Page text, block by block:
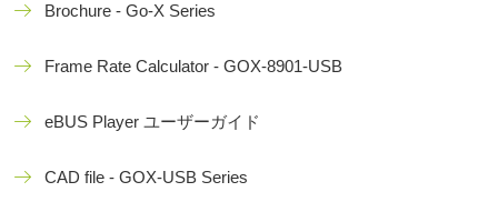
Brochure - Go-X Series
Frame Rate Calculator - GOX-8901-USB
eBUS Player ユーザーガイド
CAD file - GOX-USB Series